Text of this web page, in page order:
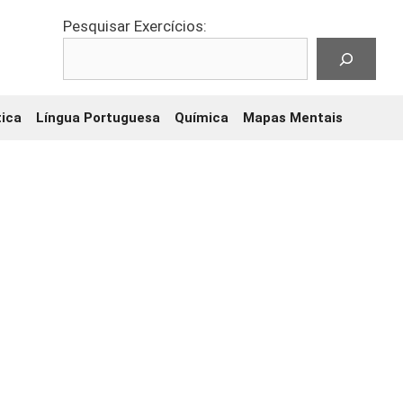
Pesquisar Exercícios:
Língua Portuguesa Química Mapas Mentais